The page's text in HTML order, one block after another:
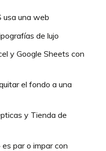
usa una web
de lujo​
y Google Sheets con
el fondo a una
y Tienda de
es par o impar con